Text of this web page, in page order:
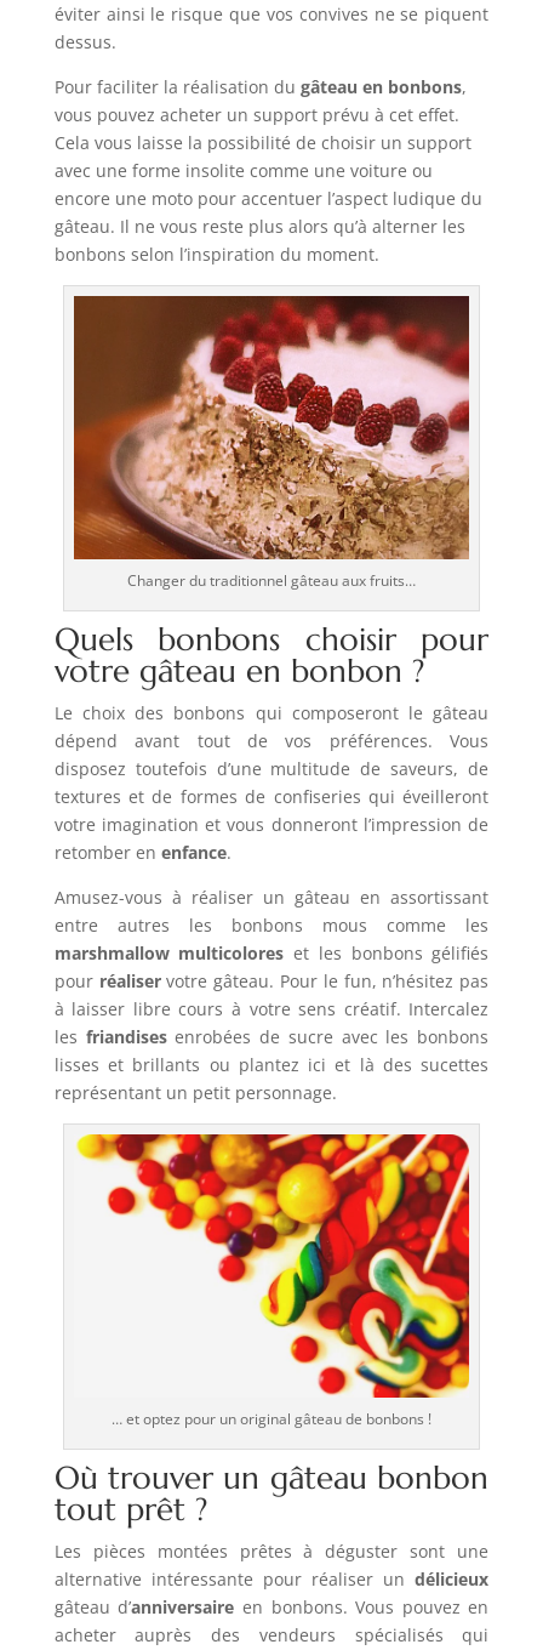
éviter ainsi le risque que vos convives ne se piquent
dessus.
Pour faciliter la réalisation du gâteau en bonbons,
vous pouvez acheter un support prévu à cet effet.
Cela vous laisse la possibilité de choisir un support
avec une forme insolite comme une voiture ou
encore une moto pour accentuer l’aspect ludique du
gâteau. Il ne vous reste plus alors qu’à alterner les
bonbons selon l’inspiration du moment.
Changer du traditionnel gâteau aux fruits…
Quels bonbons choisir pour
votre gâteau en bonbon ?
Le choix des bonbons qui composeront le gâteau
dépend avant tout de vos préférences. Vous
disposez toutefois d’une multitude de saveurs, de
textures et de formes de confiseries qui éveilleront
votre imagination et vous donneront l’impression de
retomber en enfance.
Amusez-vous à réaliser un gâteau en assortissant
entre autres les bonbons mous comme les
marshmallow multicolores et les bonbons gélifiés
pour réaliservotre gâteau. Pour le fun, n’hésitez pas
à laisser libre cours à votre sens créatif. Intercalez
les friandisesenrobées de sucre avec les bonbons
lisses et brillants ou plantez ici et là des sucettes
représentant un petit personnage.
… et optez pour un original gâteau de bonbons !
Où trouver un gâteau bonbon
tout prêt ?
Les pièces montées prêtes à déguster sont une
alternative intéressante pour réaliser undélicieux
gâteau d’anniversaire en bonbons. Vous pouvez en
acheter auprès des vendeurs spécialisés qui